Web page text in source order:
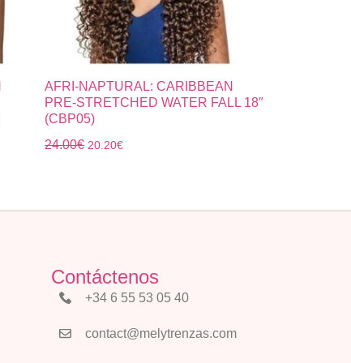
AFRI-NAPTURAL: CARIBBEAN
PRE-STRETCHED WATER FALL 18″
(CBP05)
24.00€ 20.20€
Contáctenos
+34 6 55 53 05 40
contact@melytrenzas.com